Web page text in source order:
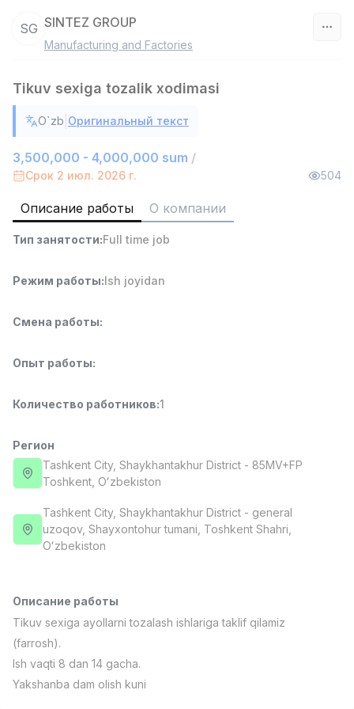
7,000,000 - 15,000,000 sum
VITAREX
Side job
6,000,000 - 15,000,000 sum
Full time job
Ish joyidan
Работник склада
Full time job
Ish joyidan
Доставка
ASIAN
Full time job
Ish joyidan
3,000,000 - 10,000,000 sum /
NAVBAHOR APTEKA
Full time job
Ish joyidan
Оператор по продажам (Только для
девушек!)
Договорная
NAFF
Full time job
Ish joyidan
SG SINTEZ GROUP
Manufacturing and Factories
Tikuv sexiga tozalik xodimasi
O`zb Оригинальный текст
3,500,000 - 4,000,000 sum /
Срок 2 июл. 2026 г. 504
Описание работы О компании
Тип занятости:Full time job
Режим работы:Ish joyidan
Смена работы:
Опыт работы:
Количество работников:1
Регион
Tashkent City, Shaykhantakhur District - 85MV+FP
Тоshkent, Oʻzbekiston
Tashkent City, Shaykhantakhur District - general
uzoqov, Shayxontohur tumani, Toshkent Shahri,
Oʻzbekiston
Описание работы
Tikuv sexiga ayollarni tozalash ishlariga taklif qilamiz
(farrosh).
Ish vaqti 8 dan 14 gacha.
Yakshanba dam olish kuni
Вакансии Категории